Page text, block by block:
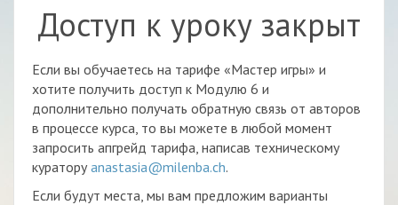
Доступ к уроку закрыт
Если вы обучаетесь на тарифе «Мастер игры» и
хотите получить доступ к Модулю 6 и
дополнительно получать обратную связь от авторов
в процессе курса, то вы можете в любой момент
запросить апгрейд тарифа, написав техническому
кураторуanastasia@milenba.ch.
Если будут места, мы вам предложим варианты